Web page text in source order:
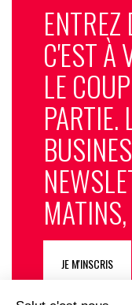
C'EST À
LE
PARTIE.
JE M'INSCRIS